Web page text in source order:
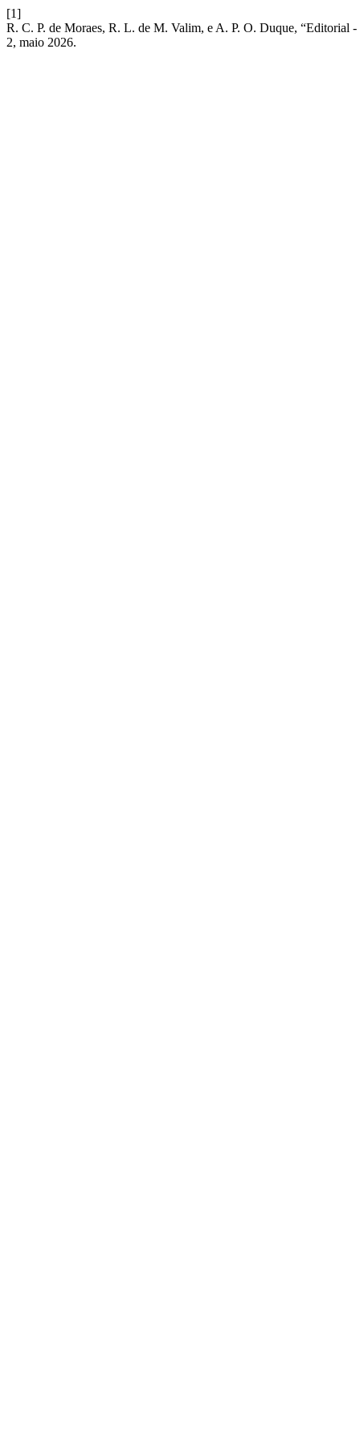
[1]
R. C. P. de Moraes, R. L. de M. Valim, e A. P. O. Duque, “Editorial
2, maio 2026.